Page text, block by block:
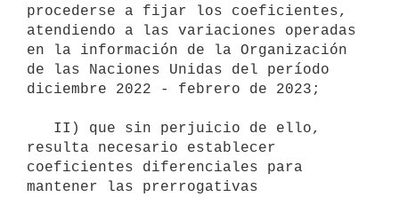
procederse a fijar los coeficientes,
atendiendo a las variaciones operadas
en la información de la Organización
de las Naciones Unidas del período
diciembre 2022 - febrero de 2023;
resulta necesario establecer
coeficientes diferenciales para
mantener las prerrogativas